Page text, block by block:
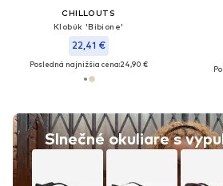
CHILLOUTS
Klobúk 'Bibione'
22,41 €
Posledná najnižšia cena:24,90 €
Slnečné okuliare s